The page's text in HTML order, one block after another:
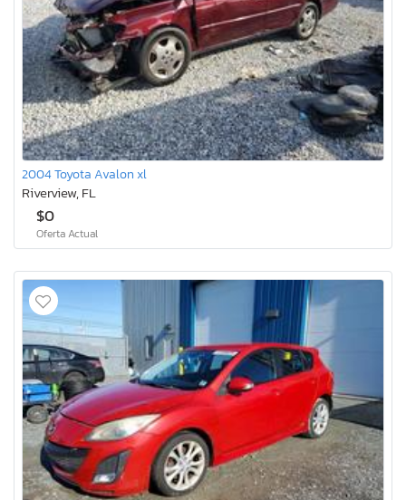
2004 Toyota Avalon xl
Riverview, FL
$0
Oferta Actual